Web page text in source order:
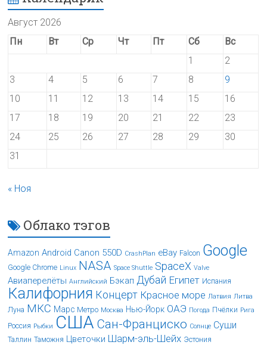
Август 2026
Пн
Вт Ср Чт Пт Сб
Вс
1
2
3
4 5 6 7 8
9
10
11 12 13 14 15
16
17
18 19 20 21 22
23
24
25 26 27 28 29
30
31
« Ноя
Облако тэгов
Amazon Android Canon 550D CrashPlan eBay Falcon Google
Google Chrome Linux NASA Space Shuttle SpaceX Valve
Авиаперелёты Английский Бэкап Дубай Египет Испания
Калифорния Концерт Красное море Латвия Литва
Луна МКС Марс Метро Москва Нью-Йорк ОАЭ Погода Пчёлки Рига
Россия Рыбки США Сан-Франциско Солнце Суши
Таллин Таможня Цветочки Шарм-эль-Шейх Эстония